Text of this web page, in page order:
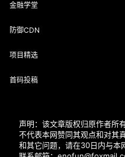
金融学堂
防御CDN
项目精选
首码投稿
声明：该文章版权归原作者所
不代表本网赞同其观点和对其
和其它问题，请在30日内与本